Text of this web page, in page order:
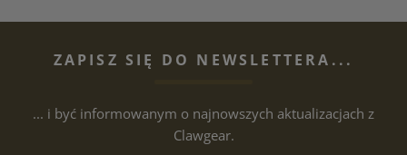
ZAPISZ SIĘ DO NEWSLETTERA...
... i być informowanym o najnowszych aktualizacjach z
Clawgear.